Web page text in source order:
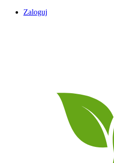
Zaloguj